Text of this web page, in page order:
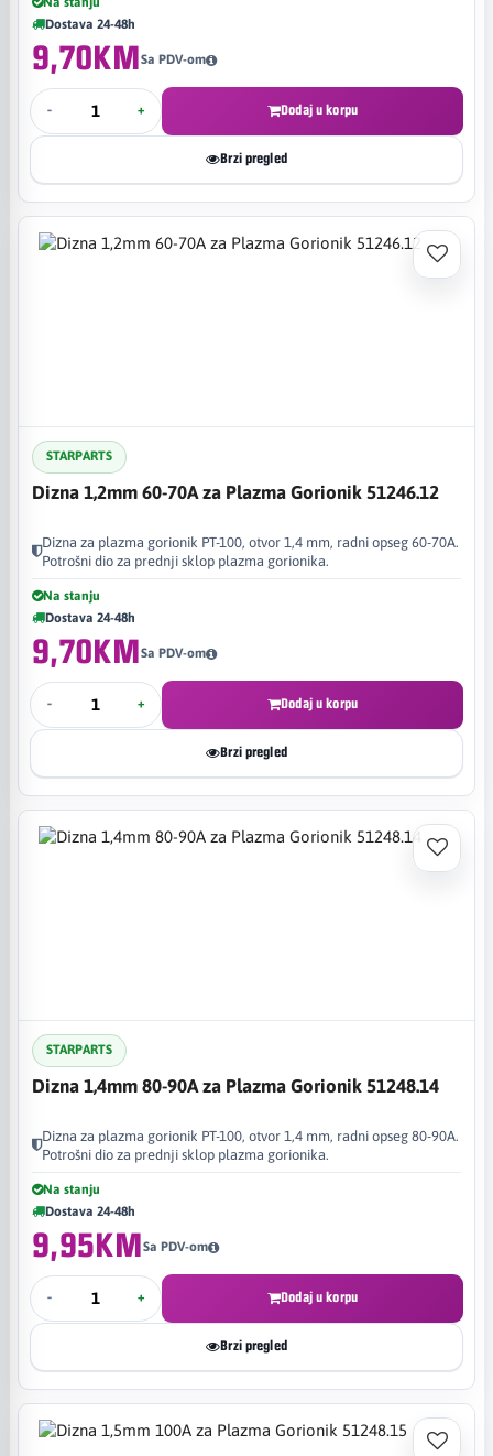
Dostava 24-48h
9,70KMSa PDV-om
- + Dodaj u korpu
Brzi pregled
STARPARTS
Dizna 1,2mm 60-70A za Plazma Gorionik 51246.12
Dizna za plazma gorionik PT-100, otvor 1,4 mm, radni opseg 60-70A.
Potrošni dio za prednji sklop plazma gorionika.
Na stanju
Dostava 24-48h
9,70KMSa PDV-om
- + Dodaj u korpu
Brzi pregled
STARPARTS
Dizna 1,4mm 80-90A za Plazma Gorionik 51248.14
Dizna za plazma gorionik PT-100, otvor 1,4 mm, radni opseg 80-90A.
Potrošni dio za prednji sklop plazma gorionika.
Na stanju
Dostava 24-48h
9,95KMSa PDV-om
- + Dodaj u korpu
Brzi pregled